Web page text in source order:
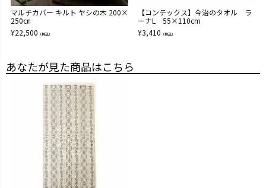
マルチカバー キルト ヤシの木 200×
250㎝
¥22,500 （税込）
【コンテックス】今治のタオル ラ
ーナL 55×110cm
¥3,410 （税込）
あなたが見た商品はこちら